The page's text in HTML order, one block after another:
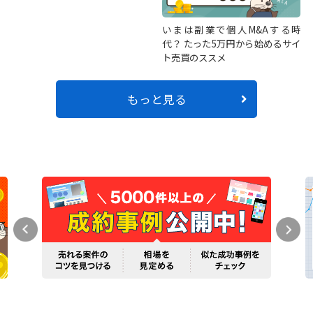
いまは副業で個人M&Aする時
代？ たった5万円から始めるサイ
ト売買のススメ
もっと見る